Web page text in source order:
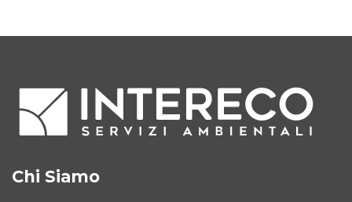
Chi Siamo